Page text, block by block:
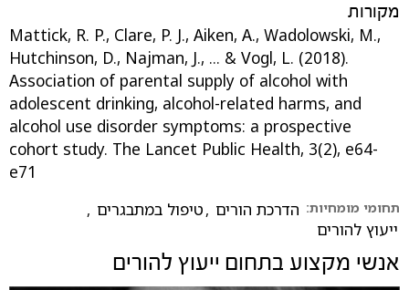
מקורות
Mattick, R. P., Clare, P. J., Aiken, A., Wadolowski, M.,
Hutchinson, D., Najman, J., ... & Vogl, L. (2018).
Association of parental supply of alcohol with
adolescent drinking, alcohol-related harms, and
alcohol use disorder symptoms: a prospective
cohort study. The Lancet Public Health, 3(2), e64-
e71
תחומי מומחיות: הדרכת הורים ,טיפול במתבגרים ,
ייעוץ להורים
אנשי מקצוע בתחום ייעוץ להורים